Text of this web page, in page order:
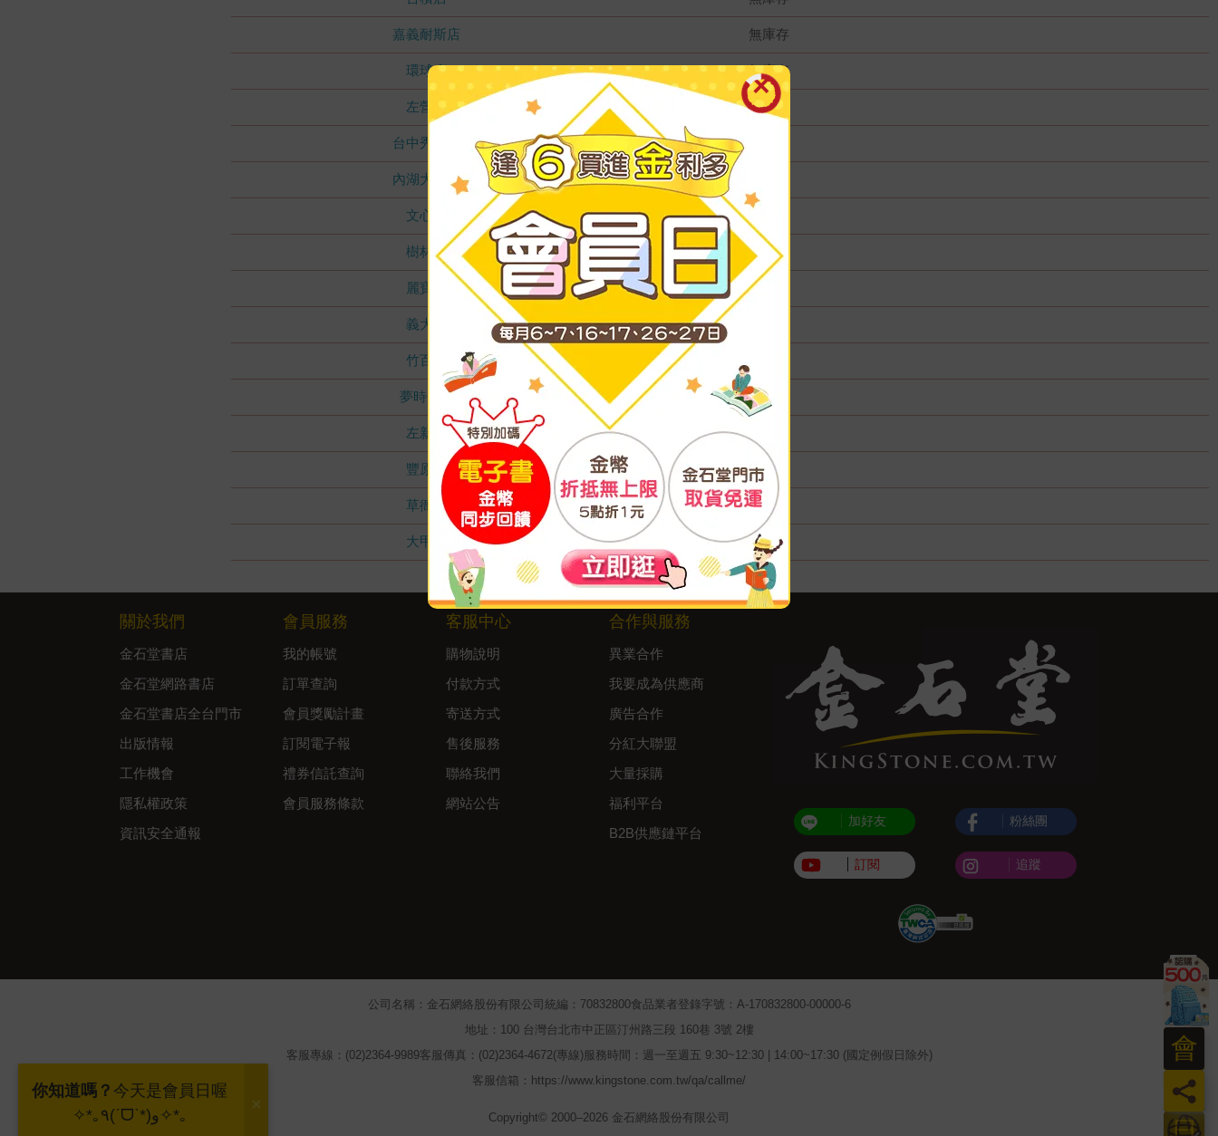
嘉義耐斯店 無庫存
環球店 無庫存
左營店 無庫存
台中秀泰店
內湖大潤發
文心店
樹林店 無庫存
麗寶店 無庫存
義大店
竹百店
夢時代店 無庫存
左新店
豐原店 無庫存
草衙店 無庫存
大甲店 無庫存
員
會
關於我們
金石堂書店
金石堂網路書店
金石堂書店全台門市
出版情報
工作機會
隱私權政策
資訊安全通報
會員服務
我的帳號
訂單查詢
會員獎勵計畫
訂閱電子報
禮券信託查詢
會員服務條款
客服中心
購物說明
付款方式
寄送方式
售後服務
聯絡我們
網站公告
合作與服務
異業合作
我要成為供應商
廣告合作
分紅大聯盟
大量採購
福利平台
B2B供應鏈平台
加好友
訂閱
粉絲團
追蹤
公司名稱：金石網絡股份有限公司 統編：70832800食品業者登錄字號：A-170832800-00000-6
地址：100 台灣台北市中正區汀州路三段 160巷 3號 2樓
客服專線：(02)2364-9989客服傳真：(02)2364-4672(專線) 服務時間：週一至週五 9:30~12:30 | 14:00~17:30 (國定例假日除外)
客服信箱：https://www.kingstone.com.tw/qa/callme/
Copyright© 2000–2026 金石網絡股份有限公司
你知道嗎？ 今天是會員日喔
✧*｡٩(ˊᗜˋ*)و✧*｡